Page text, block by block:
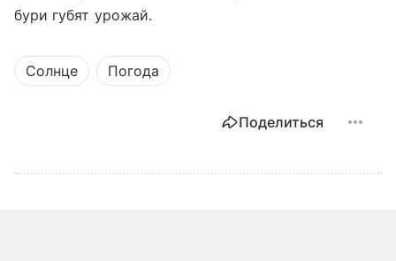
бури губят урожай.
Солнце Погода
Поделиться